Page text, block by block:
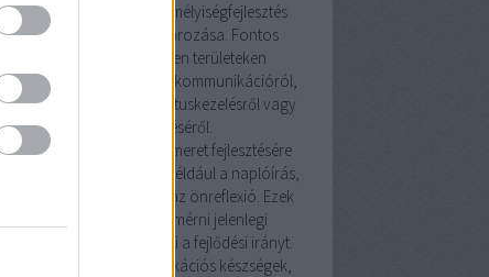
meghatározása: A személyiségfejlesztés
lépése a célok meghatározása. Fontos
tisztában lenni azzal, milyen területeken
javulni, legyen szó kommunikációról,
intelligenciáról, konfliktuskezelésről vagy
önbizalom növeléséről.
technikák: Az önismeret fejlesztésére
technika létezik, mint például a naplóírás,
kérése, vagy az önreflexió. Ezek
a módszerek segítenek felmérni jelenlegi
és meghatározni a fejlődési irányt.
A kommunikációs készségek,